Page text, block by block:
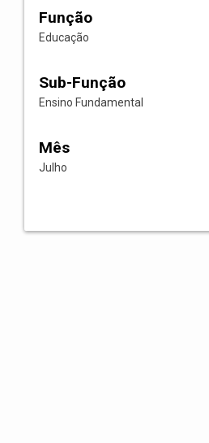
Função
Educação
Sub-Função
Ensino Fundamental
Mês
Julho